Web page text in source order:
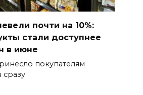
почти на 10%:
стали доступнее
в июне
покупателям